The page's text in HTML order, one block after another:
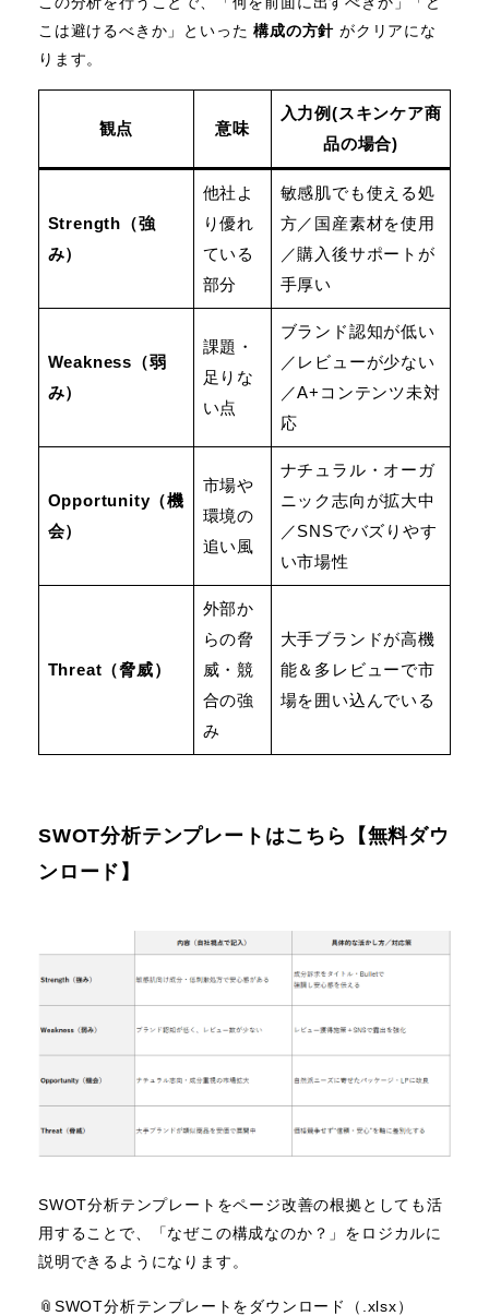
こは避けるべきか」といった構成の方針 がクリアにな
ります。
観点 意味
入力例(スキンケア商
品の場合)
Strength（強
み）
他社よ
り優れ
ている
部分
敏感肌でも使える処
方／国産素材を使用
／購入後サポートが
手厚い
Weakness（弱
み）
課題・
足りな
い点
ブランド認知が低い
／レビューが少ない
／A+コンテンツ未対
応
Opportunity（機
会）
市場や
環境の
追い風
ナチュラル・オーガ
ニック志向が拡大中
／SNSでバズりやす
い市場性
Threat（脅威）
外部か
らの脅
威・競
合の強
み
大手ブランドが高機
能＆多レビューで市
場を囲い込んでいる
SWOT分析テンプレートはこちら【無料ダウ
ンロード】
SWOT分析テンプレートをページ改善の根拠としても活
用することで、「なぜこの構成なのか？」をロジカルに
説明できるようになります。
📎SWOT分析テンプレートをダウンロード（.xlsx）